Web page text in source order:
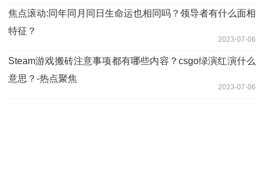
焦点滚动:同年同月同日生命运也相同吗？领导者有什么面相
特征？
2023-07-06
Steam游戏搬砖注意事项都有哪些内容？csgo绿演红演什么
意思？-热点聚焦
2023-07-06